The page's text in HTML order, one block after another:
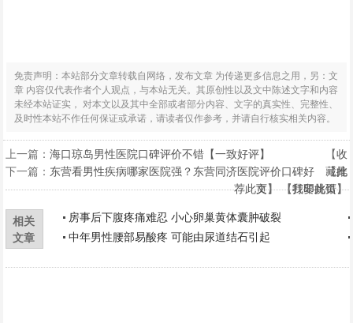
免责声明：本站部分文章转载自网络，发布文章 为传递更多信息之用，另：文
章 内容仅代表作者个人观点，与本站无关。其原创性以及文中陈述文字和内容
未经本站证实， 对本文以及其中全部或者部分内容、文字的真实性、完整性、
及时性本站不作任何保证或承诺，请读者仅作参考，并请自行核实相关内容。
上一篇：海口琼岛男性医院口碑评价不错【一致好评】
下一篇： 东营看男性疾病哪家医院强？东营同济医院评价口碑好
【收
藏此
页】 【打印此页】
【推
荐此文】 【我要挑错】
相关
文章
房事后下腹疼痛难忍 小心卵巢黄体囊肿破裂
中年男性腰部易酸疼 可能由尿道结石引起